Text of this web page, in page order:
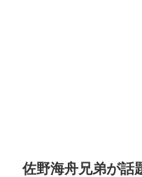
佐野海舟兄弟が話